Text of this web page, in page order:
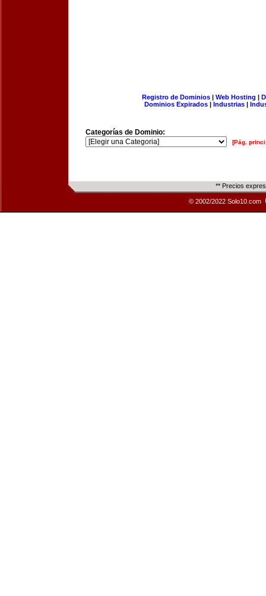
Registro de Dominios| Web Hosting |
Dominios Expirados | Industrias |
Categorías de Dominio:
[Pág.
** Precios
© 2002/2022 Solo10.com